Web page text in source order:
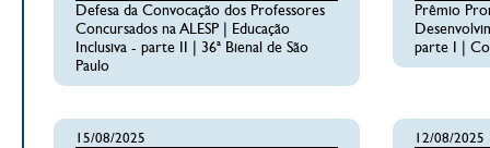
Defesa da Convocação dos Professores
Concursados na ALESP | Educação
Inclusiva - parte II | 36ª Bienal de São
Paulo
Prêmio
parte I |
15/08/2025 12/08/2025